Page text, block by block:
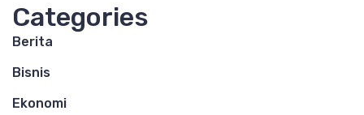
Categories
Berita
Bisnis
Ekonomi